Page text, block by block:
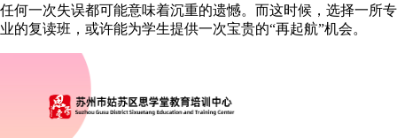
任何一次失误都可能意味着沉重的遗憾。而这时候，选择一所专
业的复读班，或许能为学生提供一次宝贵的“再起航”机会。